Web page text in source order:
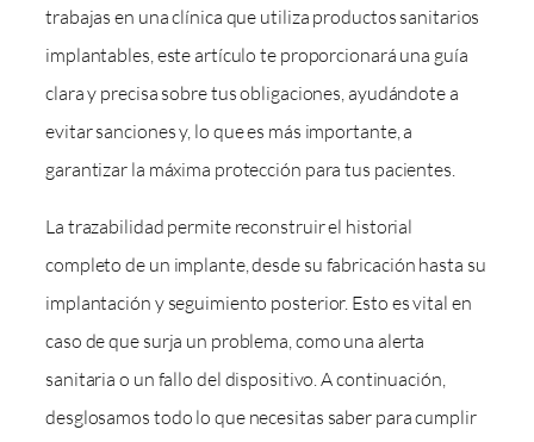
trabajas en una clínica que utiliza productos sanitarios
implantables, este artículo te proporcionará una guía
clara y precisa sobre tus obligaciones, ayudándote a
evitar sanciones y, lo que es más importante, a
garantizar la máxima protección para tus pacientes.
La trazabilidad permite reconstruir el historial
completo de un implante, desde su fabricación hasta su
implantación y seguimiento posterior. Esto es vital en
caso de que surja un problema, como una alerta
sanitaria o un fallo del dispositivo. A continuación,
desglosamos todo lo que necesitas saber para cumplir